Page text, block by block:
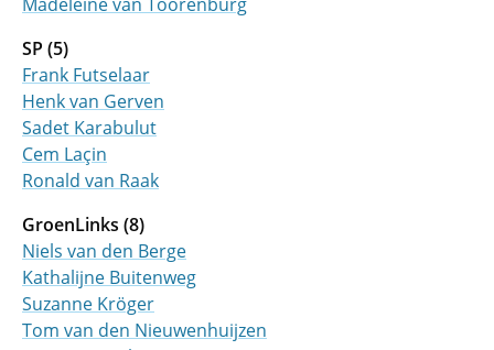
SP (5)
Frank Futselaar
Henk van Gerven
Sadet Karabulut
Cem Laçin
Ronald van Raak
GroenLinks (8)
Niels van den Berge
Kathalijne Buitenweg
Suzanne Kröger
Tom van den Nieuwenhuijzen